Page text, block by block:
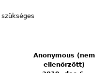
szükséges
Anonymous (nem
ellenőrzött)